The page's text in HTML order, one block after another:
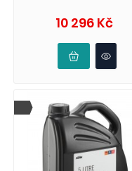
10 296 Kč